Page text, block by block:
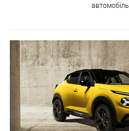
автомобіль